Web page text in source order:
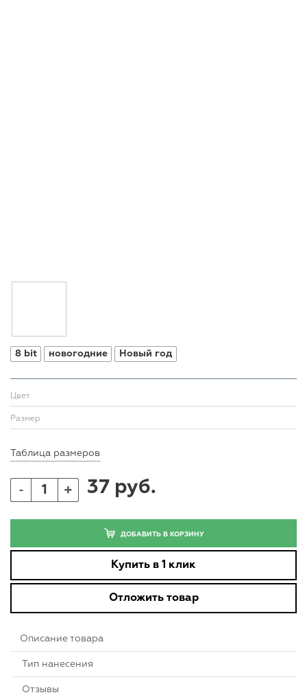
8 bit новогодние Новый год
Цвет
Размер
Таблица размеров
- + 37 руб.
ДОБАВИТЬ В КОРЗИНУ
Купить в 1 клик
Отложить товар
Описание товара
Тип нанесения
Отзывы